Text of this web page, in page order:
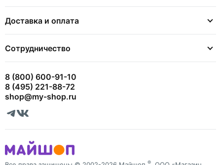
Доставка и оплата
Сотрудничество
8 (800) 600-91-10
8 (495) 221-88-72
shop@my-shop.ru
®